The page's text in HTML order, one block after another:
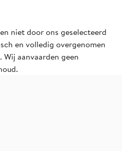
niet door ons geselecteerd
en volledig overgenomen
aanvaarden geen